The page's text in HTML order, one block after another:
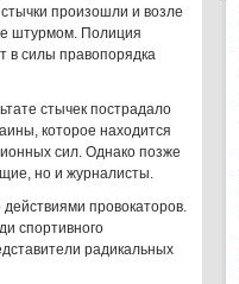
произошли и возле
штурмом. Полиция
в силы правопорядка
стычек пострадало
которое находится
сил. Однако позже
но и журналисты.
провокаторов.
спортивного
радикальных